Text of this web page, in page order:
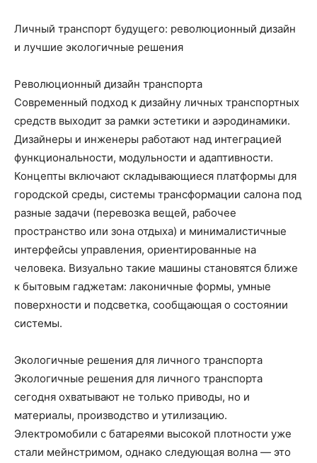
Личный транспорт будущего: революционный дизайн
и лучшие экологичные решения
Революционный дизайн транспорта
Современный подход к дизайну личных транспортных
средств выходит за рамки эстетики и аэродинамики.
Дизайнеры и инженеры работают над интеграцией
функциональности, модульности и адаптивности.
Концепты включают складывающиеся платформы для
городской среды, системы трансформации салона под
разные задачи (перевозка вещей, рабочее
пространство или зона отдыха) и минималистичные
интерфейсы управления, ориентированные на
человека. Визуально такие машины становятся ближе
к бытовым гаджетам: лаконичные формы, умные
поверхности и подсветка, сообщающая о состоянии
системы.
Экологичные решения для личного транспорта
Экологичные решения для личного транспорта
сегодня охватывают не только приводы, но и
материалы, производство и утилизацию.
Электромобили с батареями высокой плотности уже
стали мейнстримом, однако следующая волна — это